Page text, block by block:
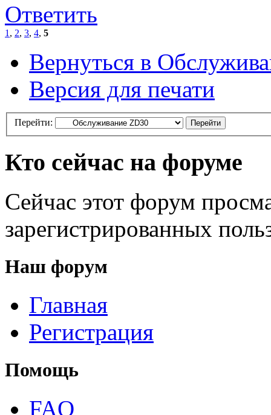
Ответить
1 , 2, 3, 4, 5
Вернуться в
Версия для печати
Перейти:
Кто сейчас на форуме
Сейчас этот форум
зарегистрированных
Наш форум
Главная
Регистрация
Помощь
FAQ